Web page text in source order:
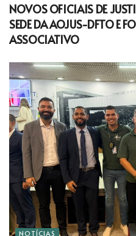
NOVOS OFICIAIS DE
SEDE DA AOJUS-DFTO E
ASSOCIATIVO
NOTÍCIAS